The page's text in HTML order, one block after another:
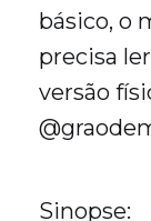
básico, o
precisa
versão
Sinopse: